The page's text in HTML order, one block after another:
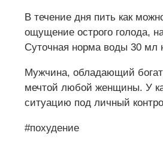
В течение дня пить как
ощущение острого голода,
Суточная норма воды 30 мл
Мужчина, обладающий
мечтой любой женщины. У
ситуацию под личный
#похудение